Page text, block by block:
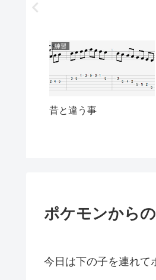
練習
昔と違う事
ポケモンから
今日は下の子を連れて